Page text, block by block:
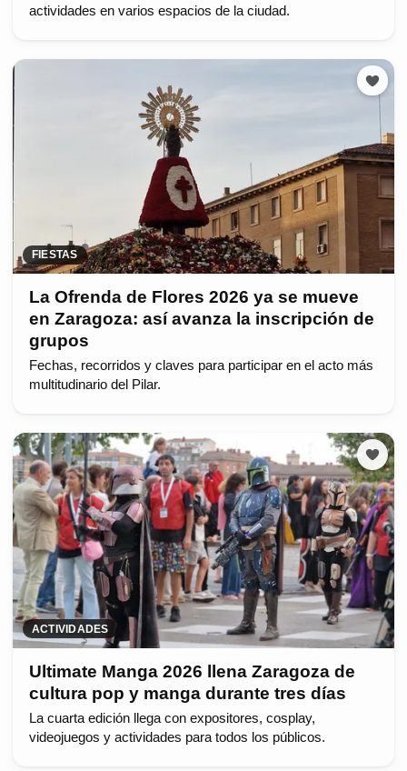
actividades en varios espacios de la ciudad.
FIESTAS
La Ofrenda de Flores 2026 ya se mueve
en Zaragoza: así avanza la inscripción de
grupos
Fechas, recorridos y claves para participar en el acto más
multitudinario del Pilar.
ACTIVIDADES
Ultimate Manga 2026 llena Zaragoza de
cultura pop y manga durante tres días
La cuarta edición llega con expositores, cosplay,
videojuegos y actividades para todos los públicos.